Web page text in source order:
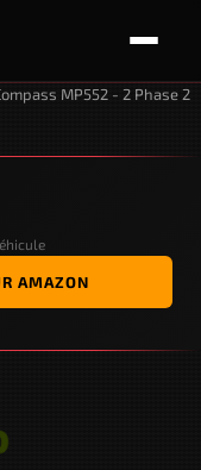
MP552 - 2 Phase 2
AMAZON